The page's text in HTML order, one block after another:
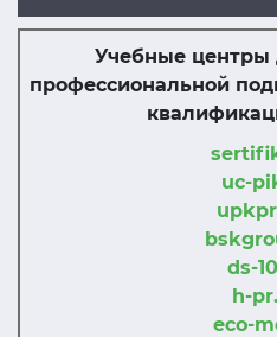
Учебные центры
профессиональной
uc-
ds-
h-
eco-